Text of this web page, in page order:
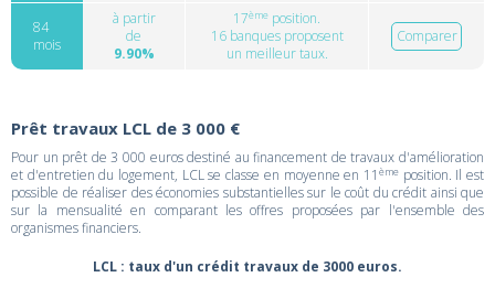
84
mois
à partir
de
9.90%
17ème position.
16 banques proposent
un meilleur taux.
Comparer
Prêt travaux LCL de 3 000 €
Pour un prêt de 3 000 euros destiné au financement de travaux d'amélioration
et d'entretien du logement, LCL se classe en moyenne en 11 èmeposition. Il est
possible de réaliser des économies substantielles sur le coût du crédit ainsi que
sur la mensualité en comparant les offres proposées par l'ensemble des
organismes financiers.
LCL : taux d'un crédit travaux de 3000 euros.